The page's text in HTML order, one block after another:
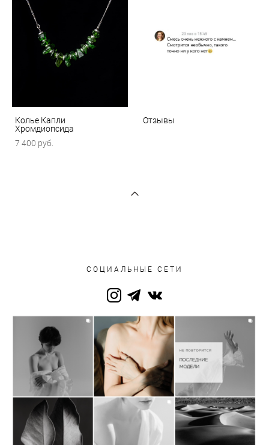
Колье Капли
Хромдиопсида
7 400 pуб.
Отзывы
СОЦИАЛЬНЫЕ СЕТИ